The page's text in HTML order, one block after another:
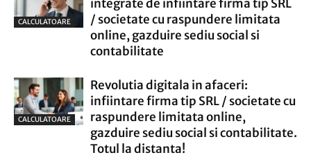
CALCULATOARE
integrate de infiintare firma tip SRL
/ societate cu raspundere limitata
online, gazduire sediu social si
contabilitate
CALCULATOARE
Revolutia digitala in afaceri:
infiintare firma tip SRL / societate cu
raspundere limitata online,
gazduire sediu social si contabilitate.
Totul la distanta!